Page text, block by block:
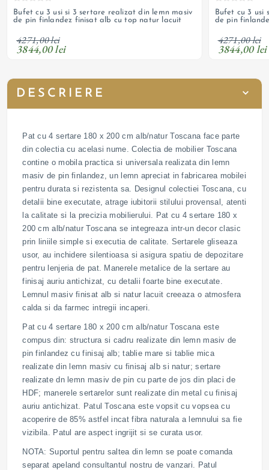
Bufet cu 3 usi si 3 sertare realizat din lemn masiv
de pin finlandez finisat alb cu top natur lacuit
4271,00 lei
3844,00 lei
Bufet cu 3 usi
de pin
4271,00 lei
3844,00 lei
DESCRIERE
Pat cu 4 sertare 180 x 200 cm alb/natur Toscana face parte
din colectia cu acelasi nume. Colectia de mobilier Toscana
contine o mobila practica si universala realizata din lemn
masiv de pin finlandez, un lemn apreciat in fabricarea mobilei
pentru durata si rezistenta sa. Designul colectiei Toscana, cu
detalii bine executate, atrage iubitorii stilului provensal, atenti
la calitate si la precizia mobilierului. Pat cu 4 sertare 180 x
200 cm alb/natur Toscana se integreaza intr-un decor clasic
prin liniile simple si executia de calitate. Sertarele gliseaza
usor, au inchidere silentioasa si asigura spatiu de depozitare
pentru lenjeria de pat. Manerele metalice de la sertare au
finisaj auriu antichizat, cu detalii foarte bine executate.
Lemnul masiv finisat alb si natur lacuit creeaza o atmosfera
calda si da farmec intregii incaperi.
Pat cu 4 sertare 180 x 200 cm alb/natur Toscana este
compus din: structura si cadru realizate din lemn masiv de
pin finlandez cu finisaj alb; tablie mare si tablie mica
realizate din lemn masiv cu finisaj alb si natur; sertare
realizate dn lemn masiv de pin cu parte de jos din placi de
HDF; manerele sertarelor sunt realizate din metal cu finisaj
auriu antichizat. Patul Toscana este vopsit cu vopsea cu
acoperire de 85% astfel incat fibra naturala a lemnului sa fie
vizibila. Patul are aspect ingrijit si se curata usor.
NOTA: Suportul pentru saltea din lemn se poate comanda
separat apeland consultantul nostru de vanzari. Patul